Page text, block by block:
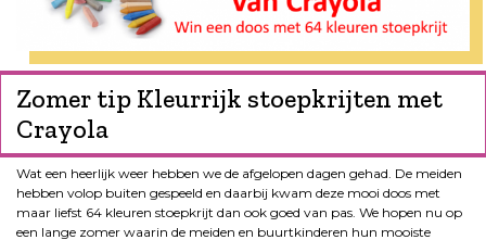
Zomer tip Kleurrijk stoepkrijten met
Crayola
Wat een heerlijk weer hebben we de afgelopen dagen gehad. De meiden
hebben volop buiten gespeeld en daarbij kwam deze mooi doos met
maar liefst 64 kleuren stoepkrijt dan ook goed van pas. We hopen nu op
een lange zomer waarin de meiden en buurtkinderen hun mooiste